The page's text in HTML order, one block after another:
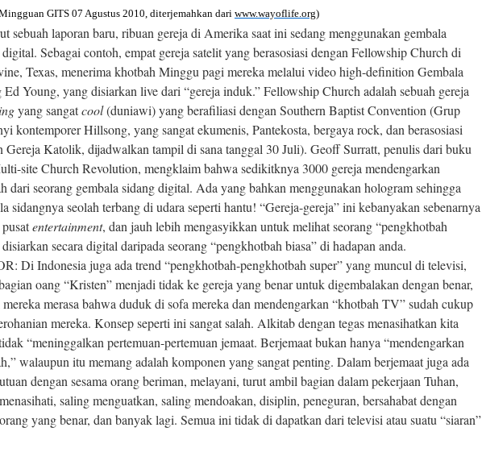
GITS 07 Agustus 2010, diterjemahkan dari www.wayoflife.org)
sebuah laporan baru, ribuan gereja di Amerika saat ini sedang menggunakan gembala
Sebagai contoh, empat gereja satelit yang berasosiasi dengan Fellowship Church di
Texas, menerima khotbah Minggu pagi mereka melalui video high-definition Gembala
Ed Young, yang disiarkan live dari “gereja induk.” Fellowship Church adalah sebuah gereja
yang sangatcool(duniawi) yang berafiliasi dengan Southern Baptist Convention (Grup
kontemporer Hillsong, yang sangat ekumenis, Pantekosta, bergaya rock, dan berasosiasi
Gereja Katolik, dijadwalkan tampil di sana tanggal 30 Juli). Geoff Surratt, penulis dari buku
site Church Revolution, mengklaim bahwa sedikitknya 3000 gereja mendengarkan
dari seorang gembala sidang digital. Ada yang bahkan menggunakan hologram sehingga
sidangnya seolah terbang di udara seperti hantu! “Gereja-gereja” ini kebanyakan sebenarnya
entertainment, dan jauh lebih mengasyikkan untuk melihat seorang “pengkhotbah
secara digital daripada seorang “pengkhotbah biasa” di hadapan anda.
Di Indonesia juga ada trend “pengkhotbah-pengkhotbah super” yang muncul di televisi,
oang “Kristen” menjadi tidak ke gereja yang benar untuk digembalakan dengan benar,
mereka merasa bahwa duduk di sofa mereka dan mendengarkan “khotbah TV” sudah cukup
mereka. Konsep seperti ini sangat salah. Alkitab dengan tegas menasihatkan kita
“meninggalkan pertemuan-pertemuan jemaat. Berjemaat bukan hanya “mendengarkan
walaupun itu memang adalah komponen yang sangat penting. Dalam berjemaat juga ada
dengan sesama orang beriman, melayani, turut ambil bagian dalam pekerjaan Tuhan,
saling menguatkan, saling mendoakan, disiplin, peneguran, bersahabat dengan
yang benar, dan banyak lagi. Semua ini tidak di dapatkan dari televisi atau suatu “siaran”